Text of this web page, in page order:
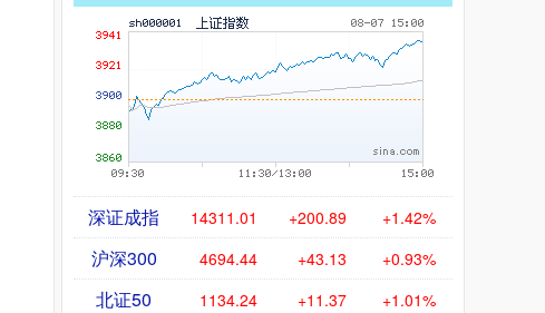
深证成指 14311.01 +200.89 +1.42%
沪深300 4694.44 +43.13 +0.93%
北证50 1134.24 +11.37 +1.01%